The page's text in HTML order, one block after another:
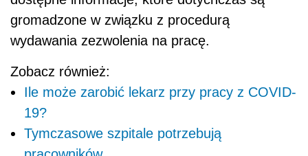
gromadzone w związku z procedurą
wydawania zezwolenia na pracę.
Zobacz również:
Ile może zarobić lekarz przy pracy z COVID-
19?
Tymczasowe szpitale potrzebują